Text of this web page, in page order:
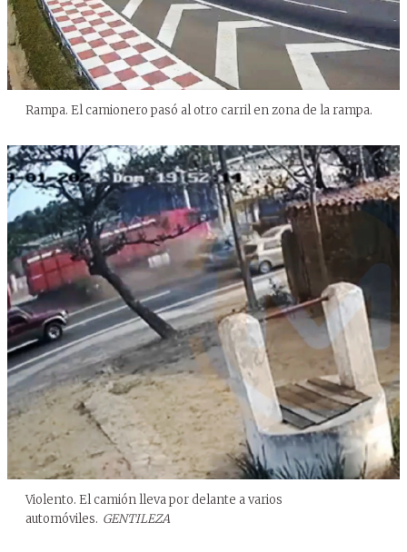
Rampa. El camionero pasó al otro carril en zona de la rampa.
Violento. El camión lleva por delante a varios
automóviles. GENTILEZA